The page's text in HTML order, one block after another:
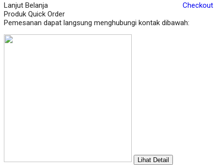
Lanjut Belanja
Checkout
Produk Quick Order
Pemesanan dapat langsung menghubungi kontak dibawah:
Lihat Detail